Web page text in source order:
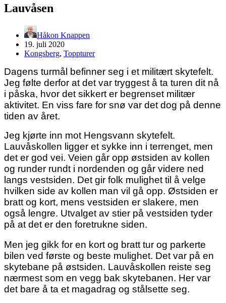
Lauvåsen
Håkon Knappen
19. juli 2020
Kongsberg, Toppturer
Dagens turmål befinner seg i et militært skytefelt.
Jeg følte derfor at det var tryggest å ta turen dit nå
i påska, hvor det sikkert er begrenset militær
aktivitet. En viss fare for snø var det dog på denne
tiden av året.
Jeg kjørte inn mot Hengsvann skytefelt.
Lauvåskollen ligger et sykke inn i terrenget, men
det er god vei. Veien går opp østsiden av kollen
og runder rundt i nordenden og går videre ned
langs vestsiden. Det gir folk mulighet til å velge
hvilken side av kollen man vil gå opp. Østsiden er
bratt og kort, mens vestsiden er slakere, men
også lengre. Utvalget av stier på vestsiden tyder
på at det er den foretrukne siden.
Men jeg gikk for en kort og bratt tur og parkerte
bilen ved første og beste mulighet. Det var på en
skytebane på østsiden. Lauvåskollen reiste seg
nærmest som en vegg bak skytebanen. Her var
det bare å ta et magadrag og stålsette seg.